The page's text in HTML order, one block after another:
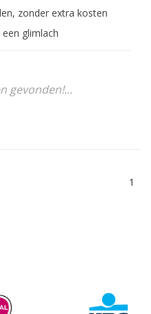
zonder extra kosten
glimlach
gevonden!...
1